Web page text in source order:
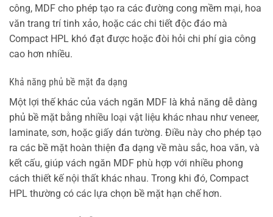
công, MDF cho phép tạo ra các đường cong mềm mại, hoa
văn trang trí tinh xảo, hoặc các chi tiết độc đáo mà
Compact HPL khó đạt được hoặc đòi hỏi chi phí gia công
cao hơn nhiều.
Khả năng phủ bề mặt đa dạng
Một lợi thế khác của vách ngăn MDF là khả năng dễ dàng
phủ bề mặt bằng nhiều loại vật liệu khác nhau như veneer,
laminate, sơn, hoặc giấy dán tường. Điều này cho phép tạo
ra các bề mặt hoàn thiện đa dạng về màu sắc, hoa văn, và
kết cấu, giúp vách ngăn MDF phù hợp với nhiều phong
cách thiết kế nội thất khác nhau. Trong khi đó, Compact
HPL thường có các lựa chọn bề mặt hạn chế hơn.